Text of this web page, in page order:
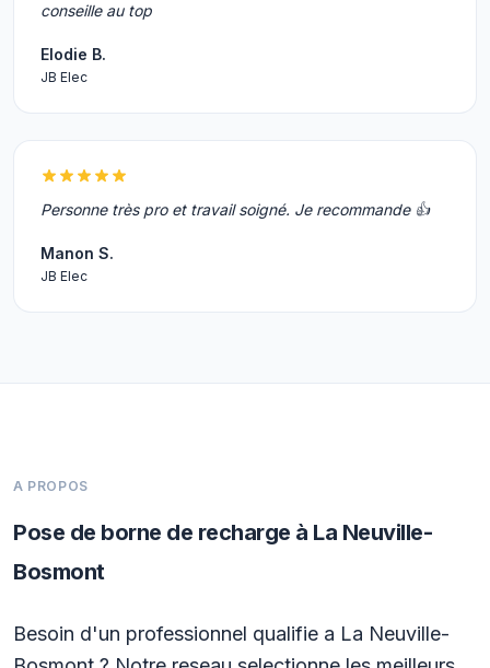
conseille au top
Elodie B.
JB Elec
Personne très pro et travail soigné. Je recommande 👍
Manon S.
JB Elec
A PROPOS
Pose de borne de recharge à La Neuville-
Bosmont
Besoin d'un professionnel qualifie a La Neuville-